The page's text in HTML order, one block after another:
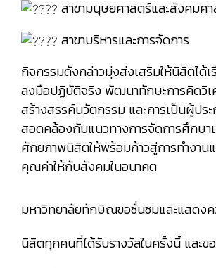
สาขามนุษยศาสตร์และสังคมศ
สาขาบริหารและการจัดการ
กิจกรรมดังกล่าวมุ่งส่งเสริมให้นิสิตได้เ
ลงมือปฏิบัติจริง พัฒนาทักษะการคิดวิเ
สร้างสรรค์นวัตกรรม และการเป็นผู้ปร
สอดคล้องกับแนวทางการจัดการศึกษ
ศักยภาพนิสิตให้พร้อมก้าวสู่การทำงานแ
คุณค่าให้กับสังคมในอนาคต
มหาวิทยาลัยทักษิณขอชื่นชมและแสดง
นิสิตทุกคนที่ได้รับรางวัลในครั้งนี้ และขอ